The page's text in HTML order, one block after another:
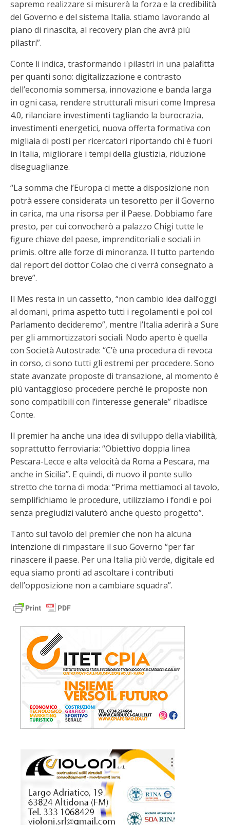
sapremo realizzare si misurerà la forza e la credibilità
del Governo e del sistema Italia. stiamo lavorando al
piano di rinascita, al recovery plan che avrà più
pilastri”.
Conte li indica, trasformando i pilastri in una palafitta
per quanti sono: digitalizzazione e contrasto
dell’economia sommersa, innovazione e banda larga
in ogni casa, rendere strutturali misuri come Impresa
4.0, rilanciare investimenti tagliando la burocrazia,
investimenti energetici, nuova offerta formativa con
migliaia di posti per ricercatori riportando chi è fuori
in Italia, migliorare i tempi della giustizia, riduzione
diseguaglianze.
“La somma che l’Europa ci mette a disposizione non
potrà essere considerata un tesoretto per il Governo
in carica, ma una risorsa per il Paese. Dobbiamo fare
presto, per cui convocherò a palazzo Chigi tutte le
figure chiave del paese, imprenditoriali e sociali in
primis. oltre alle forze di minoranza. Il tutto partendo
dal report del dottor Colao che ci verrà consegnato a
breve”.
Il Mes resta in un cassetto, “non cambio idea dall’oggi
al domani, prima aspetto tutti i regolamenti e poi col
Parlamento decideremo”, mentre l’Italia aderirà a Sure
per gli ammortizzatori sociali. Nodo aperto è quella
con Società Autostrade: “C’è una procedura di revoca
in corso, ci sono tutti gli estremi per procedere. Sono
state avanzate proposte di transazione, al momento è
più vantaggioso procedere perché le proposte non
sono compatibili con l’interesse generale” ribadisce
Conte.
Il premier ha anche una idea di sviluppo della viabilità,
soprattutto ferroviaria: “Obiettivo doppia linea
Pescara-Lecce e alta velocità da Roma a Pescara, ma
anche in Sicilia”. E quindi, di nuovo il ponte sullo
stretto che torna di moda: “Prima mettiamoci al tavolo,
semplifichiamo le procedure, utilizziamo i fondi e poi
senza pregiudizi valuterò anche questo progetto”.
Tanto sul tavolo del premier che non ha alcuna
intenzione di rimpastare il suo Governo “per far
rinascere il paese. Per una Italia più verde, digitale ed
equa siamo pronti ad ascoltare i contributi
dell’opposizione non a cambiare squadra”.